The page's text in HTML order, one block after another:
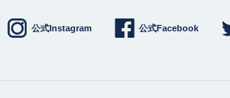
公式Instagram 公式Facebook